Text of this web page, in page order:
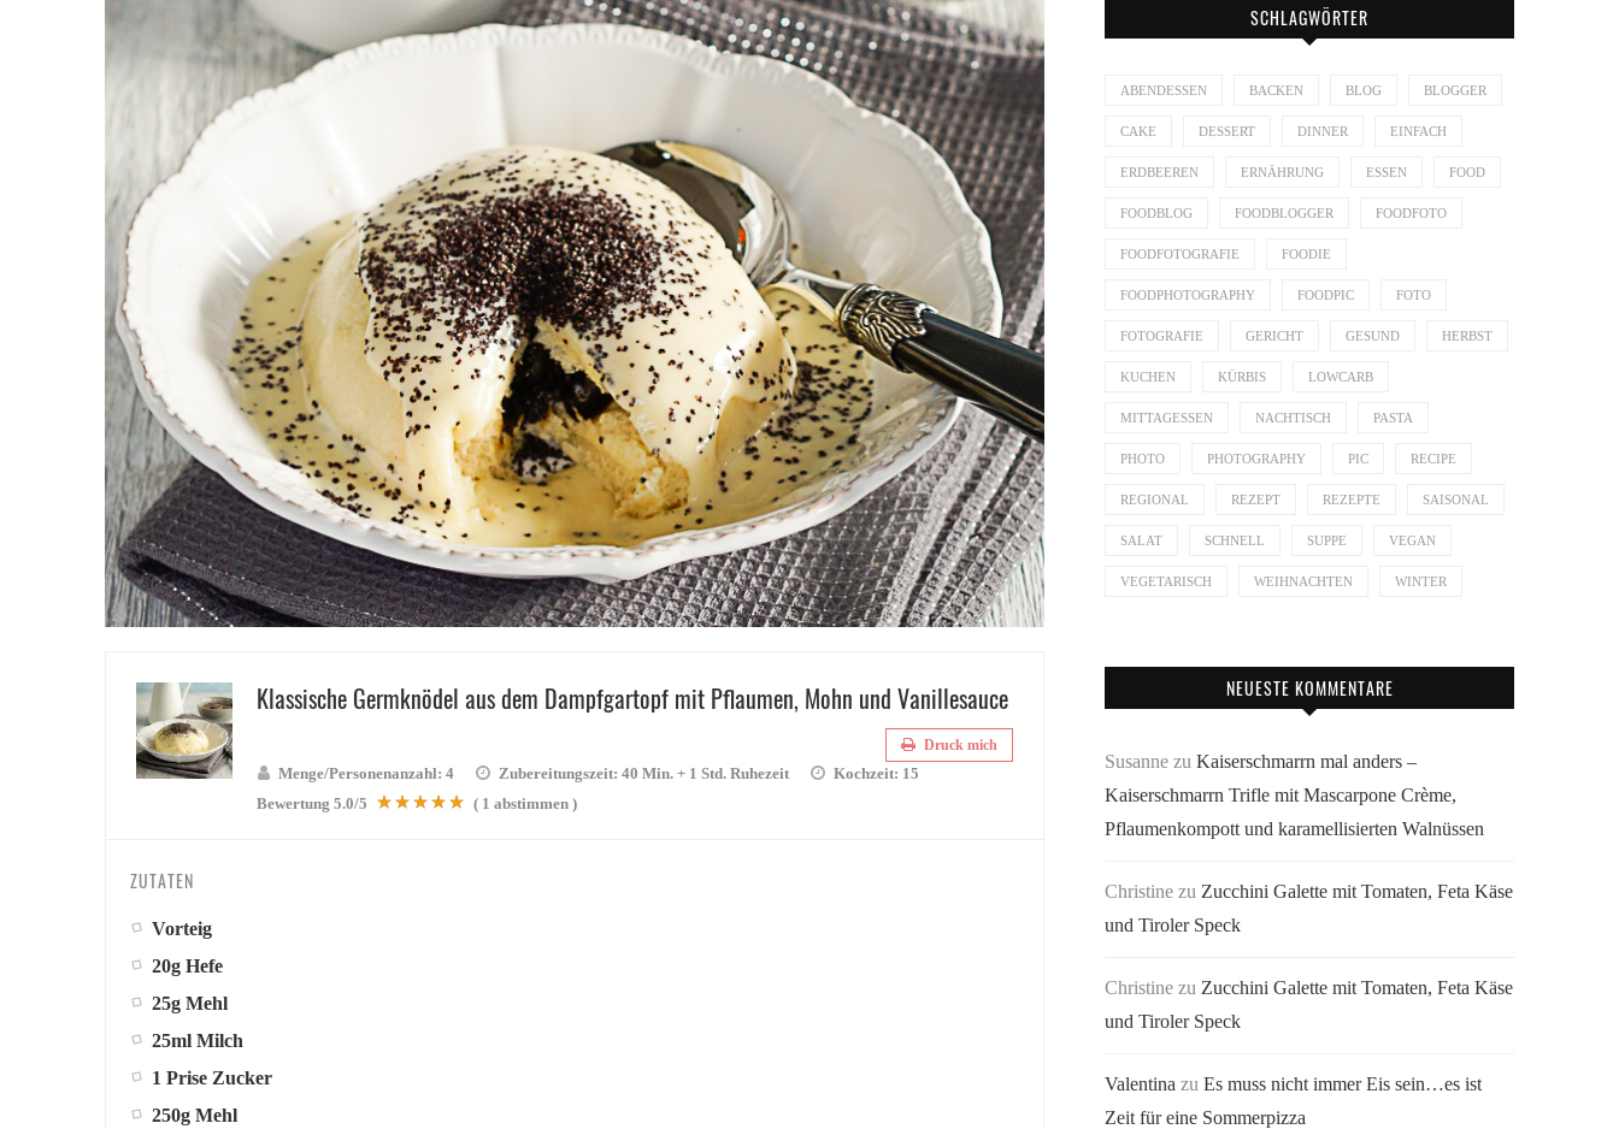
Klassische Germknödel aus dem Dampfgartopf mit Pflaumen, Mohn und Vanillesauce
Druck mich
Menge/Personenanzahl: 4 Zubereitungszeit: 40 Min. + 1 Std. Ruhezeit Kochzeit: 15
Bewertung 5.0/5 ( 1 abstimmen )
ZUTATEN
Vorteig
20g Hefe
25g Mehl
25ml Milch
1 Prise Zucker
250g Mehl
SCHLAGWÖRTER
ABENDESSEN BACKEN BLOG BLOGGER
CAKE DESSERT DINNER EINFACH
ERDBEEREN ERNÄHRUNG ESSEN FOOD
FOODBLOG FOODBLOGGER FOODFOTO
FOODFOTOGRAFIE FOODIE
FOODPHOTOGRAPHY FOODPIC FOTO
FOTOGRAFIE GERICHT GESUND HERBST
KUCHEN KÜRBIS LOWCARB
MITTAGESSEN NACHTISCH PASTA
PHOTO PHOTOGRAPHY PIC RECIPE
REGIONAL REZEPT REZEPTE SAISONAL
SALAT SCHNELL SUPPE VEGAN
VEGETARISCH WEIHNACHTEN WINTER
NEUESTE KOMMENTARE
Susanne zu Kaiserschmarrn mal anders –
Kaiserschmarrn Trifle mit Mascarpone Crème,
Pflaumenkompott und karamellisierten Walnüssen
Christine zu Zucchini Galette mit Tomaten, Feta Käse
und Tiroler Speck
Christine zu Zucchini Galette mit Tomaten, Feta Käse
und Tiroler Speck
Valentina zu Es muss nicht immer Eis sein…es ist
Zeit für eine Sommerpizza